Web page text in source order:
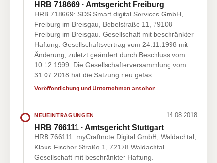
HRB 718669 · Amtsgericht Freiburg
HRB 718669: SDS Smart digital Services GmbH,
Freiburg im Breisgau, Bebelstraße 11, 79108
Freiburg im Breisgau. Gesellschaft mit beschränkter
Haftung. Gesellschaftsvertrag vom 24.11.1998 mit
Änderung; zuletzt geändert durch Beschluss vom
10.12.1999. Die Gesellschafterversammlung vom
31.07.2018 hat die Satzung neu gefas…
Veröffentlichung und Unternehmen ansehen
NEUEINTRAGUNGEN 14.08.2018
HRB 766111 · Amtsgericht Stuttgart
HRB 766111: myCraftnote Digital GmbH, Waldachtal,
Klaus-Fischer-Straße 1, 72178 Waldachtal.
Gesellschaft mit beschränkter Haftung.